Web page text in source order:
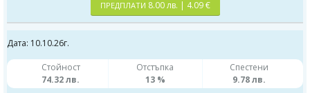
ПРЕДПЛАТИ 8.00 лв. | 4.09 €
Дата: 10.10.26г.
Стойност
74.32 лв.
Отстъпка
13 %
Спестени
9.78 лв.